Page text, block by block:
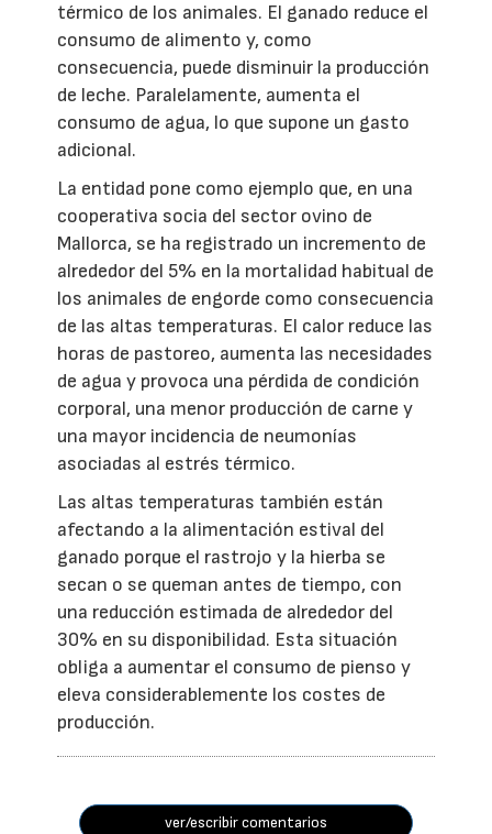
térmico de los animales. El ganado reduce el
consumo de alimento y, como
consecuencia, puede disminuir la producción
de leche. Paralelamente, aumenta el
consumo de agua, lo que supone un gasto
adicional.
La entidad pone como ejemplo que, en una
cooperativa socia del sector ovino de
Mallorca, se ha registrado un incremento de
alrededor del 5% en la mortalidad habitual de
los animales de engorde como consecuencia
de las altas temperaturas. El calor reduce las
horas de pastoreo, aumenta las necesidades
de agua y provoca una pérdida de condición
corporal, una menor producción de carne y
una mayor incidencia de neumonías
asociadas al estrés térmico.
Las altas temperaturas también están
afectando a la alimentación estival del
ganado porque el rastrojo y la hierba se
secan o se queman antes de tiempo, con
una reducción estimada de alrededor del
30% en su disponibilidad. Esta situación
obliga a aumentar el consumo de pienso y
eleva considerablemente los costes de
producción.
ver/escribir comentarios